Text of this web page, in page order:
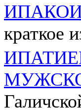
краткое